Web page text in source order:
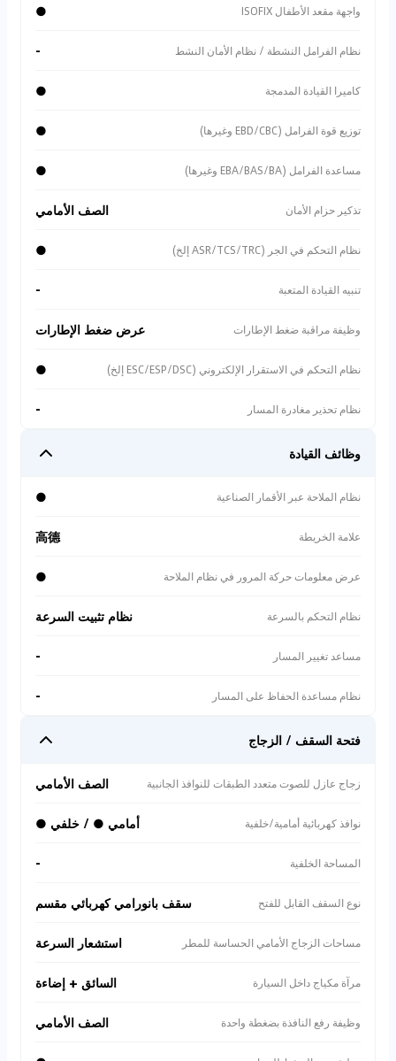
واجهة مقعد الأطفال ISOFIX ●
نظام الفرامل النشطة / نظام الأمان النشط -
كاميرا القيادة المدمجة ●
توزيع قوة الفرامل (EBD/CBC وغيرها) ●
مساعدة الفرامل (EBA/BAS/BA وغيرها) ●
تذكير حزام الأمان الصف الأمامي
نظام التحكم في الجر (ASR/TCS/TRC إلخ) ●
تنبيه القيادة المتعبة -
وظيفة مراقبة ضغط الإطارات عرض ضغط الإطارات
نظام التحكم في الاستقرار الإلكتروني (ESC/ESP/DSC إلخ) ●
نظام تحذير مغادرة المسار -
وظائف القيادة
نظام الملاحة عبر الأقمار الصناعية ●
علامة الخريطة 高德
عرض معلومات حركة المرور في نظام الملاحة ●
نظام التحكم بالسرعة نظام تثبيت السرعة
مساعد تغيير المسار -
نظام مساعدة الحفاظ على المسار -
فتحة السقف / الزجاج
زجاج عازل للصوت متعدد الطبقات للنوافذ الجانبية الصف الأمامي
نوافذ كهربائية أمامية/خلفية أمامي ● / خلفي ●
المساحة الخلفية -
نوع السقف القابل للفتح سقف بانورامي كهربائي مقسم
مساحات الزجاج الأمامي الحساسة للمطر استشعار السرعة
مرآة مكياج داخل السيارة السائق + إضاءة
وظيفة رفع النافذة بضغطة واحدة الصف الأمامي